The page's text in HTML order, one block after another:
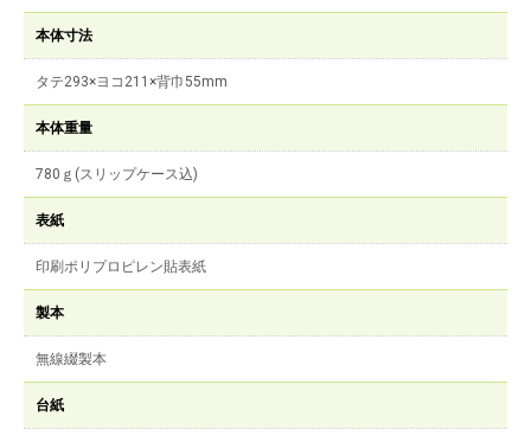
本体寸法
タテ293×ヨコ211×背巾55mm
本体重量
780ｇ(スリップケース込)
表紙
印刷ポリプロピレン貼表紙
製本
無線綴製本
台紙